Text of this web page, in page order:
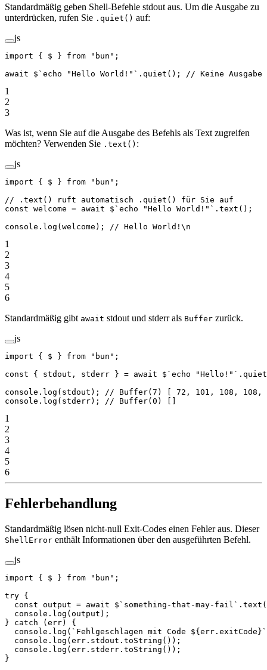
Standardmäßig geben Shell-Befehle stdout aus. Um die Ausgabe zu
unterdrücken, rufen Sie .quiet() auf:
js
import { $ } from "bun" ;
await $ `echo "Hello World!"` . quiet (); // Keine Ausgabe
1
2
3
Was ist, wenn Sie auf die Ausgabe des Befehls als Text zugreifen
möchten? Verwenden Sie .text() :
js
import { $ } from "bun" ;
// .text() ruft automatisch .quiet() für Sie auf
const welcome = await $ `echo "Hello World!"` . text ();
console. log (welcome); // Hello World!\n
1
2
3
4
5
6
Standardmäßig gibt await stdout und stderr als Buffer zurück.
js
import { $ } from "bun" ;
const { stdout , stderr } = await $ `echo "Hello!"` . quiet
console. log (stdout); // Buffer(7) [ 72, 101, 108, 108,
console. log (stderr); // Buffer(0) []
1
2
3
4
5
6
Fehlerbehandlung
Standardmäßig lösen nicht-null Exit-Codes einen Fehler aus. Dieser
ShellError enthält Informationen über den ausgeführten Befehl.
js
import { $ } from "bun" ;
try {
  const
output = await $ `something-that-may-fail` . text
  console.
log (output);
} catch (err) {
  console.
log ( `Fehlgeschlagen mit Code ${ err . exitCode }`
  console.
log (err.stdout. toString ());
  console.
log (err.stderr. toString ());
}